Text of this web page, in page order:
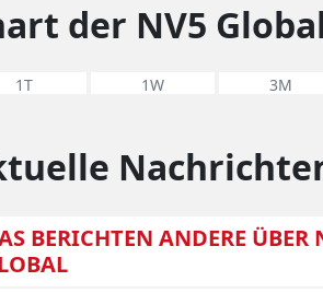
der NV5
1T 1W 3M
BERICHTEN ANDERE ÜBER